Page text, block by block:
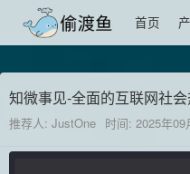
首页
知微事见-全面的互联网社
推荐人: JustOne 时间: 2025年09